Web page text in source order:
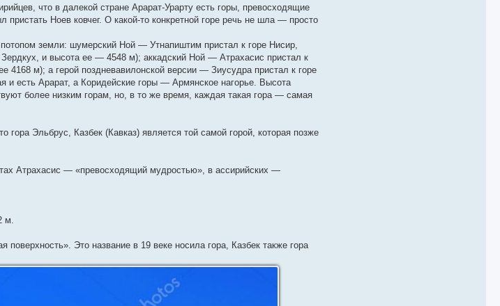
что в далекой стране Арарат-Урарту есть горы, превосходящие
Ноев ковчег. О какой-то конкретной горе речь не шла — просто
потопом земли: шумерский Ной — Утнапиштим пристал к горе Нисир,
и высота ее — 4548 м); аккадский Ной — Атрахасис пристал к
4168 м); а герой поздневавилонской версии — Зиусудра пристал к горе
есть Арарат, а Коридейские горы — Армянское нагорье. Высота
более низким горам, но, в то же время, каждая такая гора — самая
гора Эльбрус, Казбек (Кавказ) является той самой горой, которая позже
Атрахасис — «превосходящий мудростью», в ассирийских —
м.
Это название в 19 веке носила гора, Казбек также гора